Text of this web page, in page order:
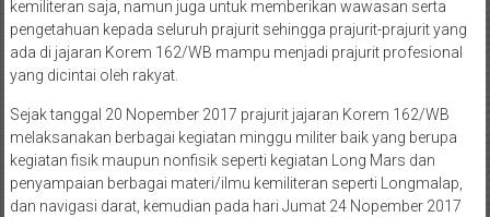
kemiliteran saja, namun juga untuk memberikan wawasan serta
pengetahuan kepada seluruh prajurit sehingga prajurit-prajurit yang
ada di jajaran Korem 162/WB mampu menjadi prajurit profesional
yang dicintai oleh rakyat.
Sejak tanggal 20 Nopember 2017 prajurit jajaran Korem 162/WB
melaksanakan berbagai kegiatan minggu militer baik yang berupa
kegiatan fisik maupun nonfisik seperti kegiatan Long Mars dan
penyampaian berbagai materi/ilmu kemiliteran seperti Longmalap,
dan navigasi darat, kemudian pada hari Jumat 24 Nopember 2017